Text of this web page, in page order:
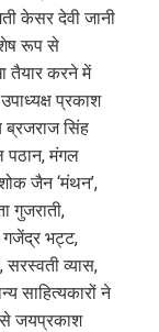
केसर देवी जानी
रूप से
तैयार करने में
प्रकाश
ब्रजराज सिंह
पठान, मंगल
जैन ‘मंथन’,
गुजराती,
गजेंद्र भट्ट,
व्यास,
साहित्यकारों ने
से जयप्रकाश